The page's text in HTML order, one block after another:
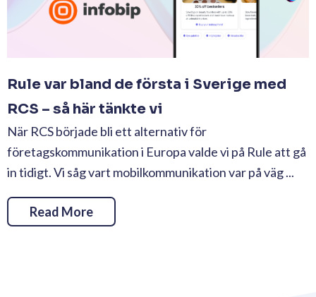
Rule var bland de första i Sverige med
RCS – så här tänkte vi
När RCS började bli ett alternativ för
företagskommunikation i Europa valde vi på Rule att gå
in tidigt. Vi såg vart mobilkommunikation var på väg ...
Read More